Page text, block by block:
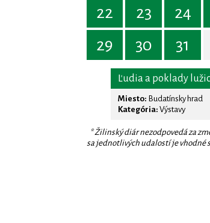
22
23 24
29
30 31
Ľudia a poklady
Miesto: Budatínsky hrad
Kategória: Výstavy
* Žilinský diár nezodpovedá za
sa jednotlivých udalostí je vhodné